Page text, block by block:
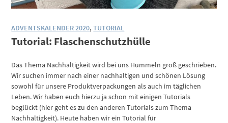
ADVENTSKALENDER 2020,TUTORIAL
Tutorial: Flaschenschutzhülle
Das Thema Nachhaltigkeit wird bei uns Hummeln groß geschrieben.
Wir suchen immer nach einer nachhaltigen und schönen Lösung
sowohl für unsere Produktverpackungen als auch im täglichen
Leben. Wir haben euch hierzu ja schon mit einigen Tutorials
beglückt (hier geht es zu den anderen Tutorials zum Thema
Nachhaltigkeit). Heute haben wir ein Tutorial für